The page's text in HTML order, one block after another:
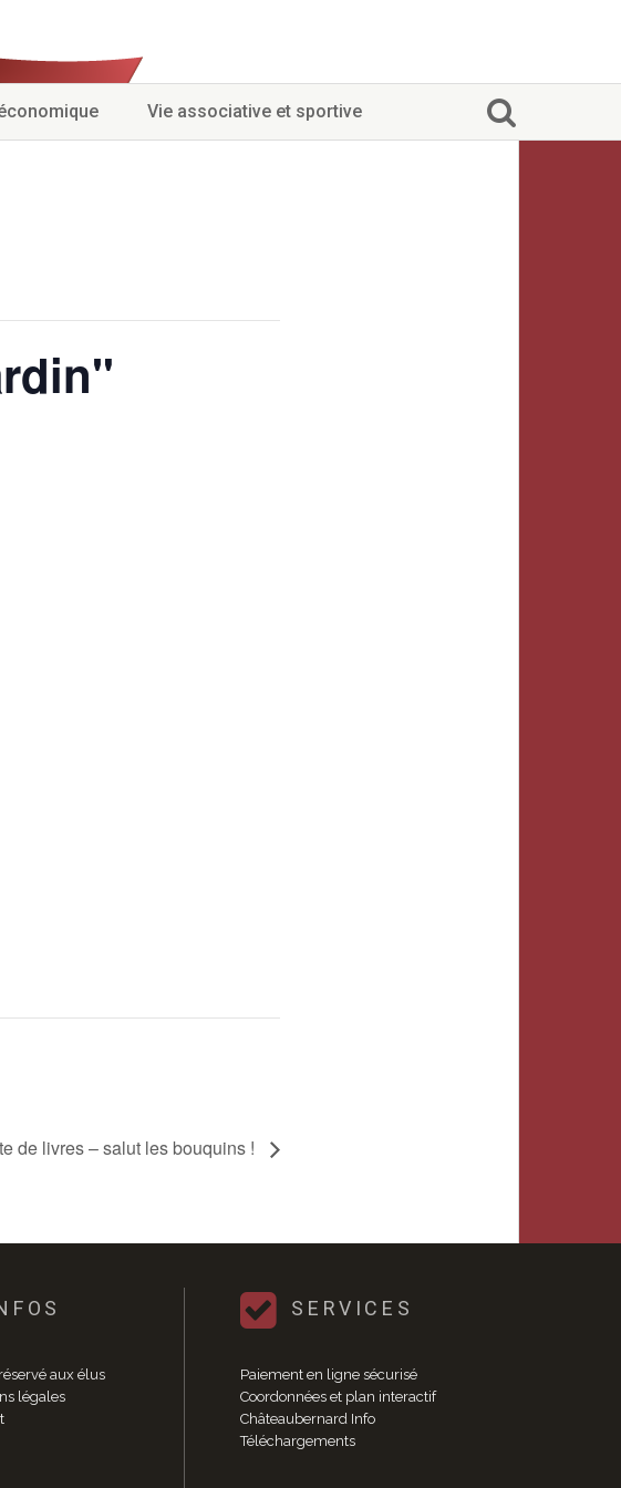
Vie associative et sportive
de livres – salut les bouquins !
aux élus
légales
SERVICES
Paiement en ligne sécurisé
Coordonnées et plan interactif
Châteaubernard Info
Téléchargements